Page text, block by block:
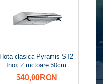
Hota clasica Pyramis ST2
Inox 2 motoare 60cm
540,00RON